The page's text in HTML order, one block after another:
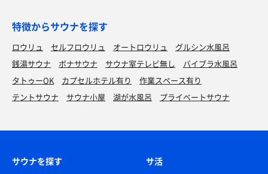
特徴からサウナを探す
ロウリュ セルフロウリュ オートロウリュ
グルシン水風呂
銭湯サウナ
ボナサウナ サウナ室テレビ無し
バイブラ水風呂
タトゥーOK
カプセルホテル有り
作業スペース有り
テントサウナ
サウナ小屋 湖が水風呂 プライベートサウナ
サウナを探す サ活